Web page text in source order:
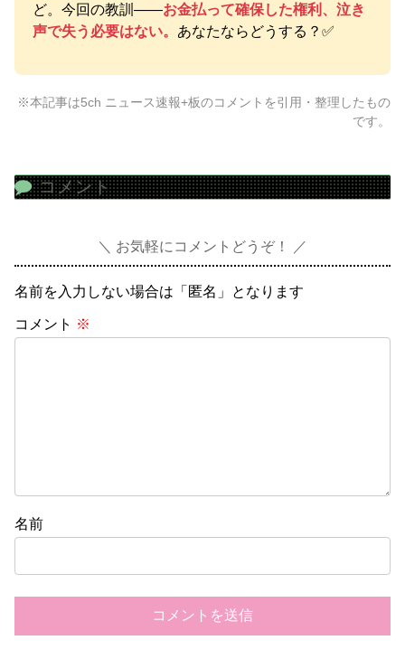
ど。今回の教訓——お金払って確保した権利、泣き
声で失う必要はない。 あなたならどうする？✅
※本記事は5ch ニュース速報+板のコメントを引用・整理したもの
です。
コメント
お気軽にコメントどうぞ！
名前を入力しない場合は「匿名」となります
コメント ※
名前